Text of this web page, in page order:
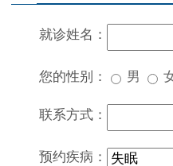
就诊姓名：
您的性别： 男
联系方式：
预约疾病：